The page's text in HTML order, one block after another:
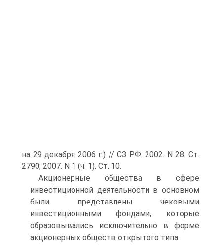
на 29 декабря 2006 г.) // СЗ РФ. 2002. N 28. Ст.
2790; 2007. N 1 (ч. 1). Ст. 10.
Акционерные общества в сфере
инвестиционной деятельности в основном
были представлены чековыми
инвестиционными фондами, которые
образовывались исключительно в форме
акционерных обществ открытого типа.